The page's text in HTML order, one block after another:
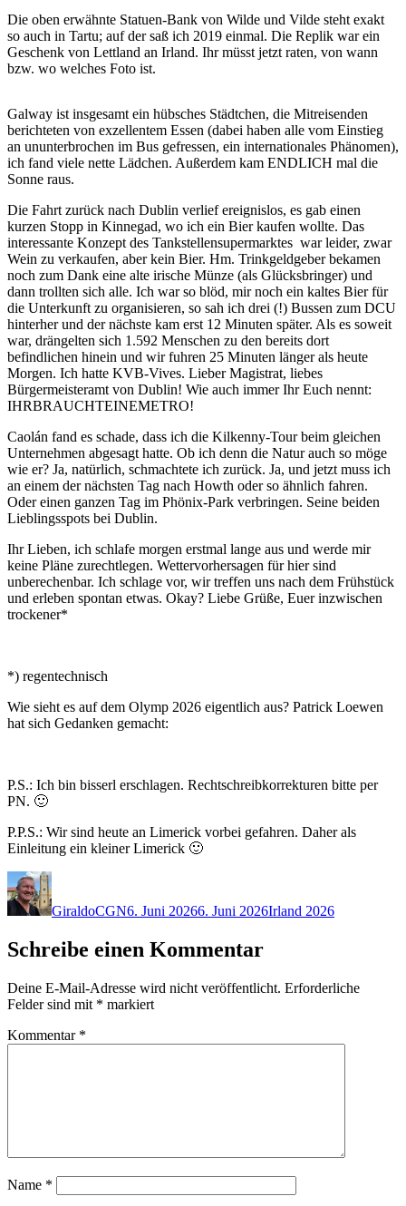
Die oben erwähnte Statuen-Bank von Wilde und Vilde steht exakt
so auch in Tartu; auf der saß ich 2019 einmal. Die Replik war ein
Geschenk von Lettland an Irland. Ihr müsst jetzt raten, von wann
bzw. wo welches Foto ist.
Galway ist insgesamt ein hübsches Städtchen, die Mitreisenden
berichteten von exzellentem Essen (dabei haben alle vom Einstieg
an ununterbrochen im Bus gefressen, ein internationales Phänomen),
ich fand viele nette Lädchen. Außerdem kam ENDLICH mal die
Sonne raus.
Die Fahrt zurück nach Dublin verlief ereignislos, es gab einen
kurzen Stopp in Kinnegad, wo ich ein Bier kaufen wollte. Das
interessante Konzept des Tankstellensupermarktes war leider, zwar
Wein zu verkaufen, aber kein Bier. Hm. Trinkgeldgeber bekamen
noch zum Dank eine alte irische Münze (als Glücksbringer) und
dann trollten sich alle. Ich war so blöd, mir noch ein kaltes Bier für
die Unterkunft zu organisieren, so sah ich drei (!) Bussen zum DCU
hinterher und der nächste kam erst 12 Minuten später. Als es soweit
war, drängelten sich 1.592 Menschen zu den bereits dort
befindlichen hinein und wir fuhren 25 Minuten länger als heute
Morgen. Ich hatte KVB-Vives. Lieber Magistrat, liebes
Bürgermeisteramt von Dublin! Wie auch immer Ihr Euch nennt:
IHRBRAUCHTEINEMETRO!
Caolán fand es schade, dass ich die Kilkenny-Tour beim gleichen
Unternehmen abgesagt hatte. Ob ich denn die Natur auch so möge
wie er? Ja, natürlich, schmachtete ich zurück. Ja, und jetzt muss ich
an einem der nächsten Tag nach Howth oder so ähnlich fahren.
Oder einen ganzen Tag im Phönix-Park verbringen. Seine beiden
Lieblingsspots bei Dublin.
Ihr Lieben, ich schlafe morgen erstmal lange aus und werde mir
keine Pläne zurechtlegen. Wettervorhersagen für hier sind
unberechenbar. Ich schlage vor, wir treffen uns nach dem Frühstück
und erleben spontan etwas. Okay? Liebe Grüße, Euer inzwischen
trockener*
*) regentechnisch
Wie sieht es auf dem Olymp 2026 eigentlich aus? Patrick Loewen
hat sich Gedanken gemacht:
P.S.: Ich bin bisserl erschlagen. Rechtschreibkorrekturen bitte per
PN. 🙂
P.P.S.: Wir sind heute an Limerick vorbei gefahren. Daher als
Einleitung ein kleiner Limerick 🙂
Autor
GiraldoCGN6. Juni 20266. Juni 2026Irland 2026
Schreibe einen Kommentar
Deine E-Mail-Adresse wird nicht veröffentlicht. Erforderliche
Felder sind mit * markiert
Kommentar *
Name *